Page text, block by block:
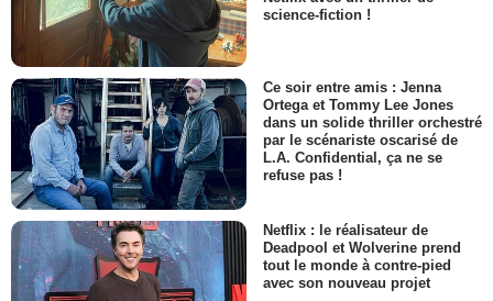
science-fiction !
Ce soir entre amis : Jenna
Ortega et Tommy Lee Jones
dans un solide thriller orchestré
par le scénariste oscarisé de
L.A. Confidential, ça ne se
refuse pas !
Netflix : le réalisateur de
Deadpool et Wolverine prend
tout le monde à contre-pied
avec son nouveau projet